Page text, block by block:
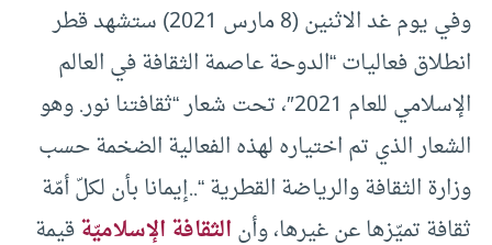
وفي يوم غد الاثنين (8 مارس 2021) ستشهد قطر
انطلاق فعاليات “الدوحة عاصمة الثقافة في العالم
الإسلامي للعام 2021″، تحت شعار “ثقافتنا نور. وهو
الشعار الذي تم اختياره لهذه الفعالية الضخمة حسب
وزارة الثقافة والرياضة القطرية “..إيمانا بأن لكلّ أمّة
ثقافة تميّزها عن غيرها، وأنالثقافة الإسلاميّةقيمة